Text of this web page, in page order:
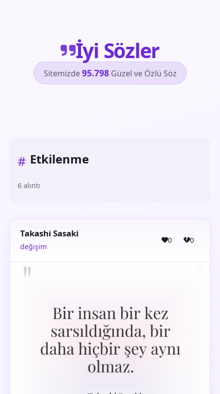
İyi Sözler
Sitemizde95.798Güzel ve Özlü Söz
# Etkilenme
6 alıntı
Takashi Sasaki
değişim
0 0